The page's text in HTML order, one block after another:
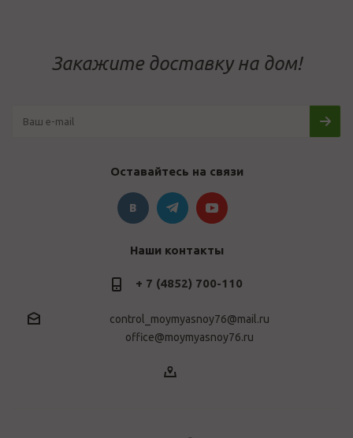
Закажите доставку на дом!
Оставайтесь на связи
Наши контакты
+ 7 (4852) 700-110
control_moymyasnoy76@mail.ru
office@moymyasnoy76.ru